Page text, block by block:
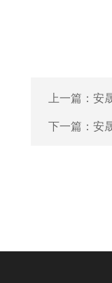
上一篇： 安
下一篇： 安